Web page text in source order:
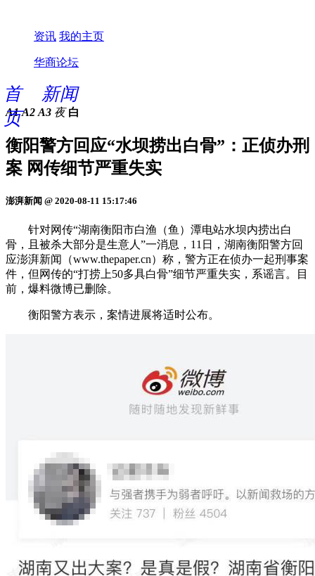
资讯 我的主页
华商论坛
首
页
新闻
A1 A2 A3 夜 白
衡阳警方回应“水坝捞出白骨”：正侦办刑
案 网传细节严重失实
澎湃新闻 @ 2020-08-11 15:17:46
针对网传“湖南衡阳市白渔（鱼）潭电站水坝内捞出白
骨，且被杀大部分是生意人”一消息，11日，湖南衡阳警方回
应澎湃新闻（www.thepaper.cn）称，警方正在侦办一起刑事案
件，但网传的“打捞上50多具白骨”细节严重失实，系谣言。目
前，爆料微博已删除。
衡阳警方表示，案情进展将适时公布。